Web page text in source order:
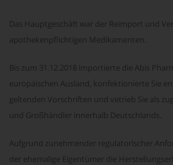
Das Hauptgeschäft war der Reimport und
apothekenpflichtigen Medikamenten.
Bis zum 31.12.2018 importierte die Abis
europäischen Ausland, konfektionierte Sie
geltenden Vorschriften und vetrieb Sie als
und Großhändler innerhalb Deutschlands.
Aufgrund zunehmender regulatorischer
der ehemalige Eigentümer die